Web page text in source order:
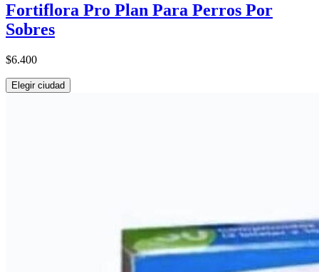
Fortiflora Pro Plan Para Perros Por
Sobres
$6.400
Elegir ciudad